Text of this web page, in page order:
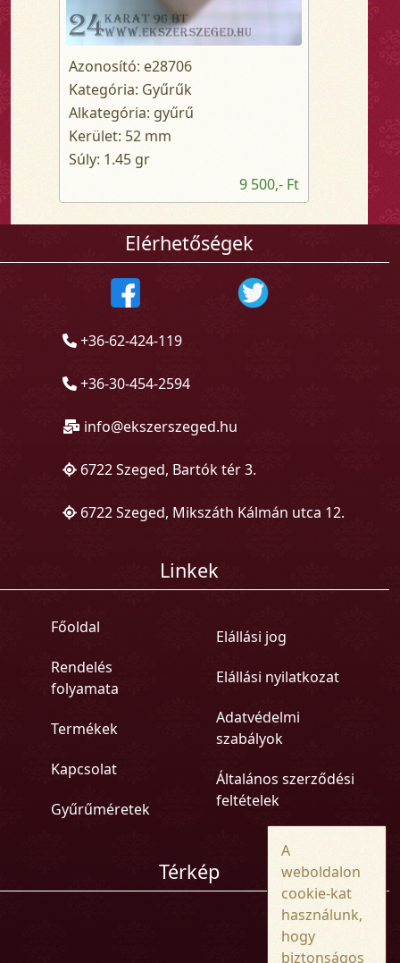
Azonosító: e28706
Kategória: Gyűrűk
Alkategória: gyűrű
Kerület: 52 mm
Súly: 1.45 gr
9 500,- Ft
Elérhetőségek
+36-62-424-119
+36-30-454-2594
info@ekszerszeged.hu
6722 Szeged, Bartók tér 3.
6722 Szeged, Mikszáth Kálmán utca 12.
Linkek
Főoldal
Rendelés
folyamata
Termékek
Kapcsolat
Gyűrűméretek
Elállási jog
Elállási nyilatkozat
Adatvédelmi
szabályok
Általános szerződési
feltételek
Térkép
A
weboldalon
cookie-kat
használunk,
hogy
biztonságos